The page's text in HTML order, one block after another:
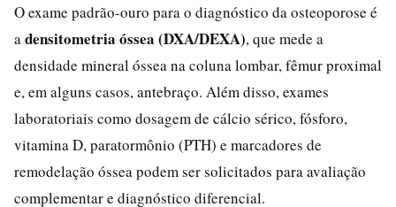
O exame padrão-ouro para o diagnóstico da osteoporose é
a densitometria óssea (DXA/DEXA), que mede a
densidade mineral óssea na coluna lombar, fêmur proximal
e, em alguns casos, antebraço. Além disso, exames
laboratoriais como dosagem de cálcio sérico, fósforo,
vitamina D, paratormônio (PTH) e marcadores de
remodelação óssea podem ser solicitados para avaliação
complementar e diagnóstico diferencial.